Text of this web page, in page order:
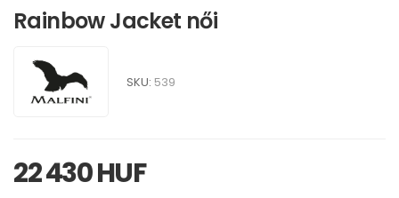
Rainbow Jacket női
SKU: 539
22 430 HUF